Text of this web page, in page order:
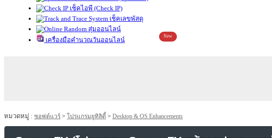
เช็คไอพี (Check IP)
เช็คเลขพัสดุ
สุ่มออนไลน์
เครื่องมือคำนวณวันออนไลน์
New
หมวดหมู่ : ซอฟต์แวร์ > โปรแกรมยูทิลิตี้ > Desktop & OS Enhancements